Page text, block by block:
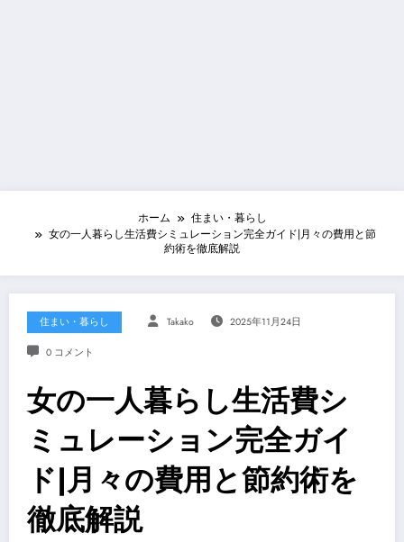
ホーム
住まい・暮らし
女の一人暮らし生活費シミュレーション完全ガイド|月々の費用と節
約術を徹底解説
住まい・暮らし Takako 2025年11月24日
0 コメント
女の一人暮らし生活費シ
ミュレーション完全ガイ
ド|月々の費用と節約術を
徹底解説